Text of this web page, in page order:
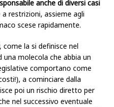
anche di diversi casi
restrizioni, assieme agli
scese rapidamente.
, come la si definisce nel
molecola che abbia un
comportano come
a cominciare dalla
poi un rischio diretto per
nel successivo eventuale